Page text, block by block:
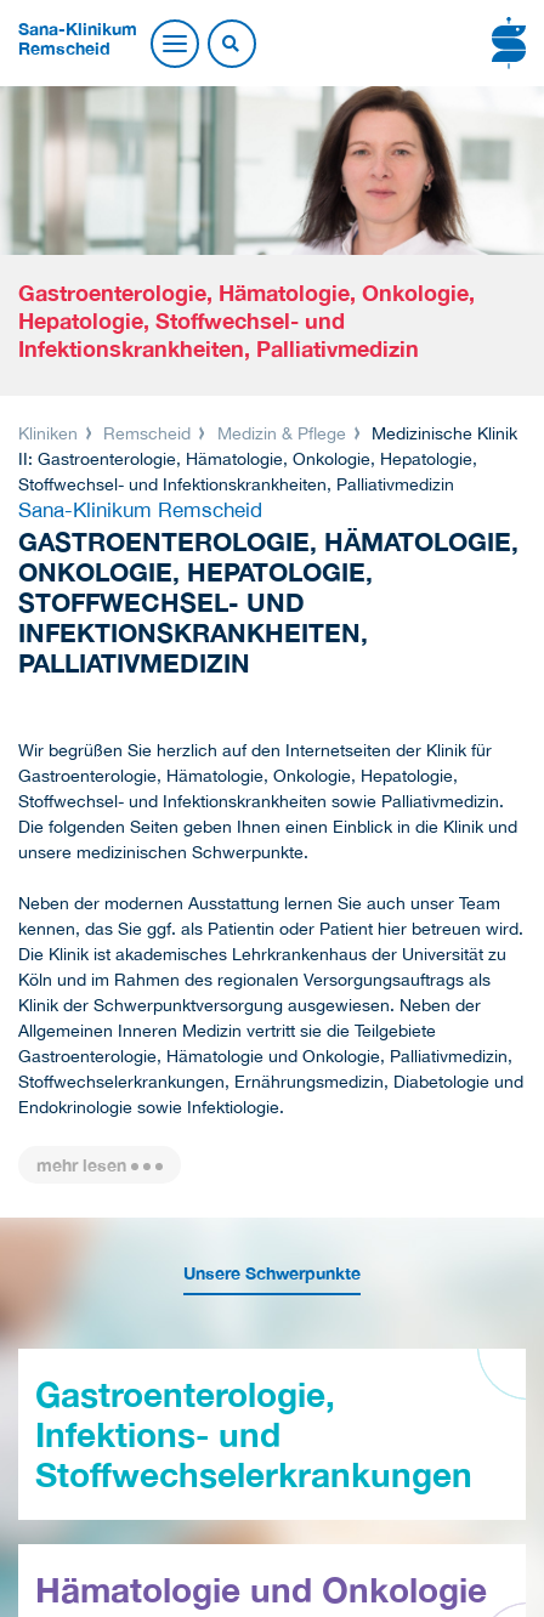
Sana-Klinikum
Remscheid
Gastroenterologie, Hämatologie, Onkologie,
Hepatologie, Stoffwechsel- und
Infektionskrankheiten, Palliativmedizin
Kliniken Remscheid Medizin & Pflege
Medizinische Klinik
II: Gastroenterologie, Hämatologie, Onkologie, Hepatologie,
Stoffwechsel- und Infektionskrankheiten, Palliativmedizin
Sana-Klinikum Remscheid
GASTROENTEROLOGIE, HÄMATOLOGIE,
ONKOLOGIE, HEPATOLOGIE,
STOFFWECHSEL- UND
INFEKTIONSKRANKHEITEN,
PALLIATIVMEDIZIN
Wir begrüßen Sie herzlich auf den Internetseiten der Klinik für
Gastroenterologie, Hämatologie, Onkologie, Hepatologie,
Stoffwechsel- und Infektionskrankheiten sowie Palliativmedizin.
Die folgenden Seiten geben Ihnen einen Einblick in die Klinik und
unsere medizinischen Schwerpunkte.
Neben der modernen Ausstattung lernen Sie auch unser Team
kennen, das Sie ggf. als Patientin oder Patient hier betreuen wird.
Die Klinik ist akademisches Lehrkrankenhaus der Universität zu
Köln und im Rahmen des regionalen Versorgungsauftrags als
Klinik der Schwerpunktversorgung ausgewiesen. Neben der
Allgemeinen Inneren Medizin vertritt sie die Teilgebiete
Gastroenterologie, Hämatologie und Onkologie, Palliativmedizin,
Stoffwechselerkrankungen, Ernährungsmedizin, Diabetologie und
Endokrinologie sowie Infektiologie.
mehr lesen
Unsere Schwerpunkte
Gastroenterologie,
Infektions- und
Stoffwechselerkrankungen
Hämatologie und Onkologie